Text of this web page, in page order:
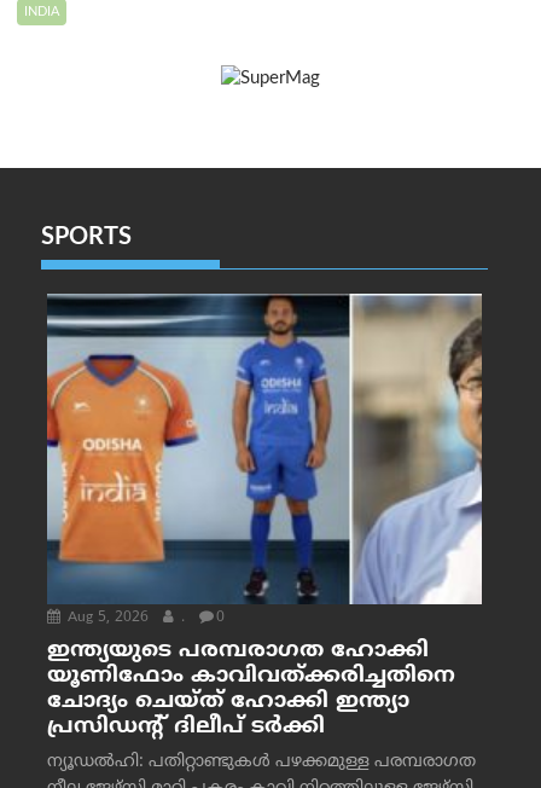
INDIA
SPORTS
Aug 5, 2026 . 0
ഇന്ത്യയുടെ പരമ്പരാഗത ഹോക്കി
യൂണിഫോം കാവിവത്ക്കരിച്ചതിനെ
ചോദ്യം ചെയ്ത് ഹോക്കി ഇന്ത്യാ
പ്രസിഡന്റ് ദിലീപ് ടര്‍ക്കി
ന്യൂഡൽഹി: പതിറ്റാണ്ടുകൾ പഴക്കമുള്ള പരമ്പരാഗത